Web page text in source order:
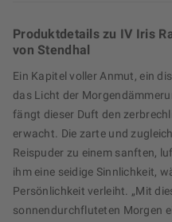
Produktdetails zu IV Iris
von Stendhal
Ein Kapitel voller Anmut, ein
das Licht der
fängt dieser Duft den
erwacht. Die zarte und
Reispuder zu einem sanften,
ihm eine seidige Sinnlichkeit,
Persönlichkeit verleiht. „Mit
sonnendurchfluteten Morgen